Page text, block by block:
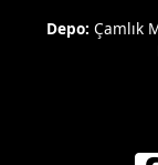
Depo: Çamlık